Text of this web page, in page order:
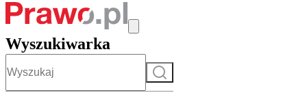
Wyszukiwarka
Szukaj